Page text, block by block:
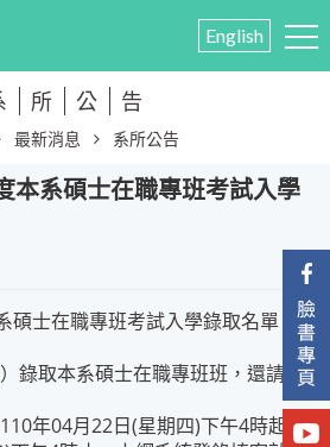
English
所 公 告
最新消息 系所公告
本系碩士在職專班考試入學
碩士在職專班考試入學錄取名單。
錄取本系碩士在職專班班，還請注
年04月22日(星期四)下午4時起至